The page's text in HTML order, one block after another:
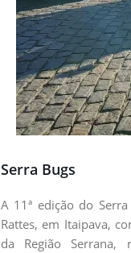
Serra Bugs
A 11ª edição do
Rattes, em Itaipava,
da Região Serrana,